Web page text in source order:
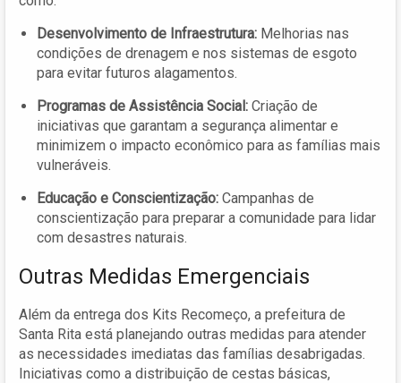
Desenvolvimento de Infraestrutura: Melhorias nas
condições de drenagem e nos sistemas de esgoto
para evitar futuros alagamentos.
Programas de Assistência Social: Criação de
iniciativas que garantam a segurança alimentar e
minimizem o impacto econômico para as famílias mais
vulneráveis.
Educação e Conscientização: Campanhas de
conscientização para preparar a comunidade para lidar
com desastres naturais.
Outras Medidas Emergenciais
Além da entrega dos Kits Recomeço, a prefeitura de
Santa Rita está planejando outras medidas para atender
as necessidades imediatas das famílias desabrigadas.
Iniciativas como a distribuição de cestas básicas,